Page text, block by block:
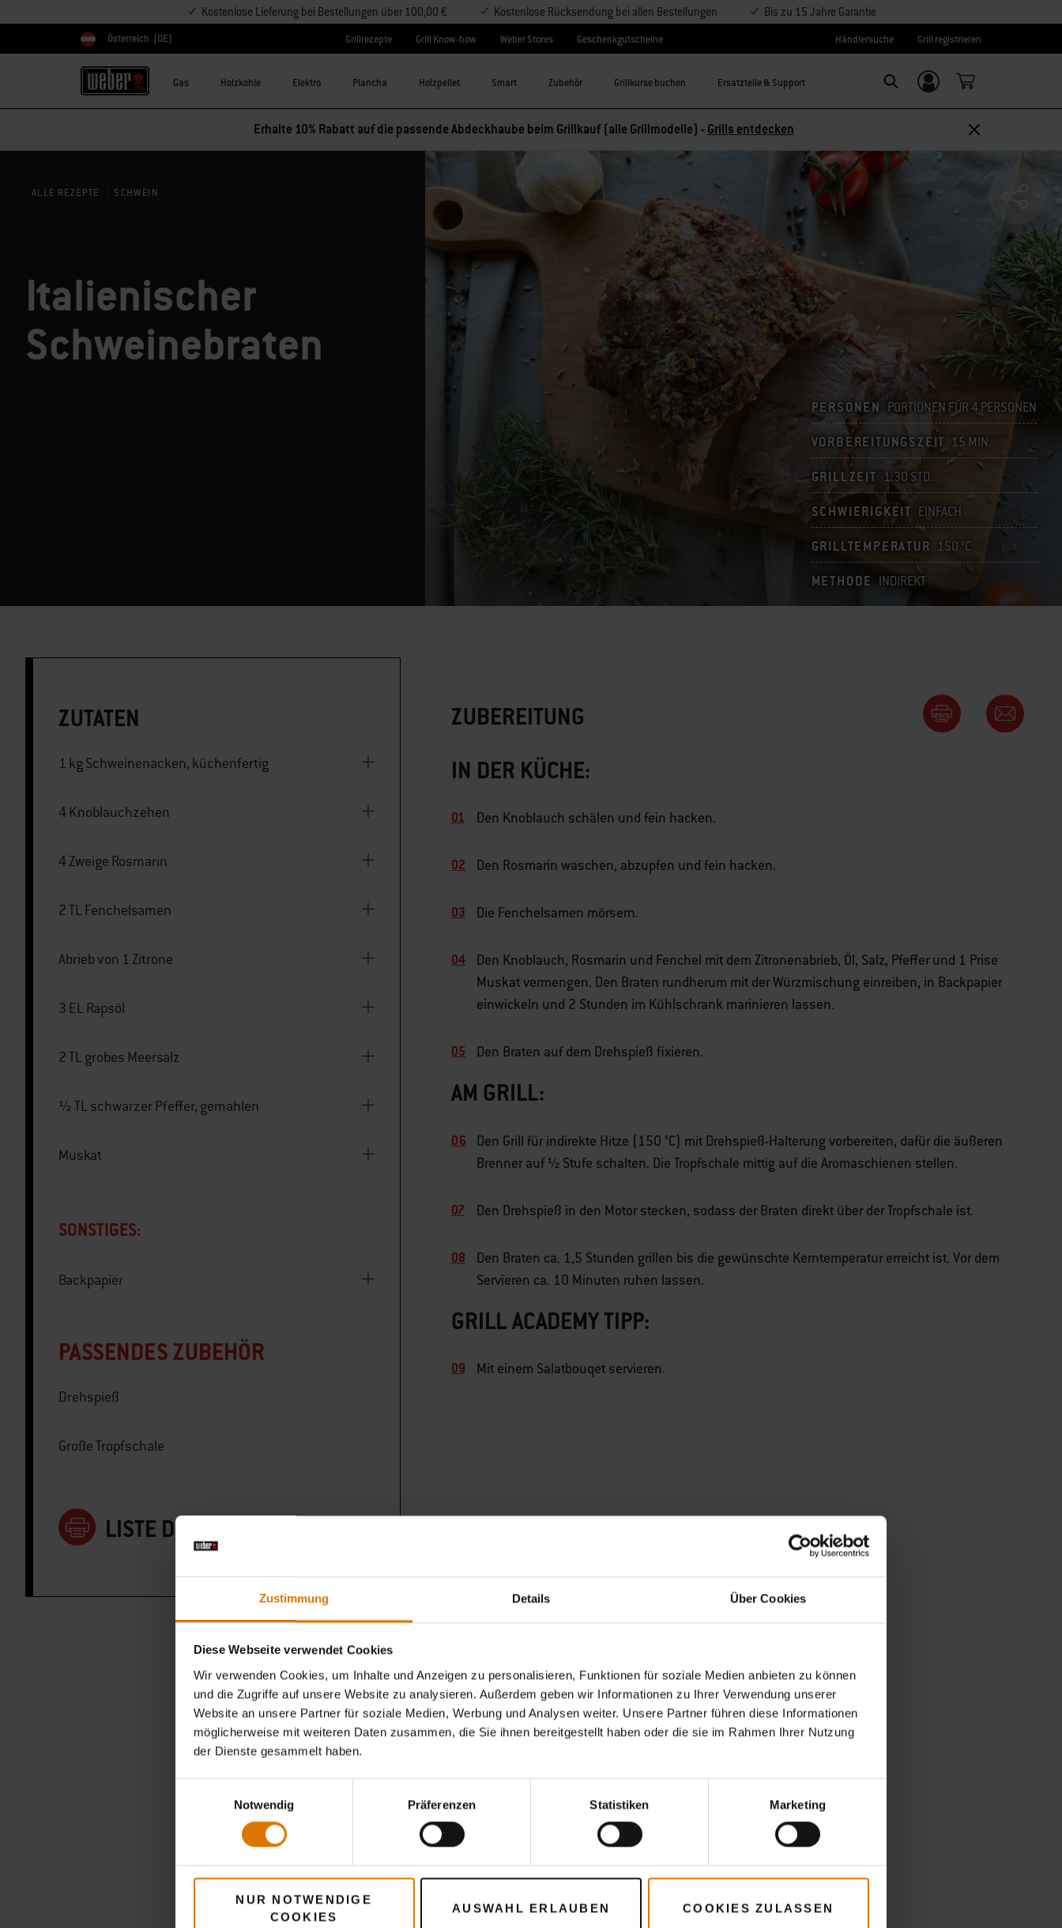
Zustimmung Details Über Cookies
Diese Webseite verwendet Cookies
Wir verwenden Cookies, um Inhalte und Anzeigen zu personalisieren, Funktionen für soziale Medien anbieten zu können
und die Zugriffe auf unsere Website zu analysieren. Außerdem geben wir Informationen zu Ihrer Verwendung unserer
Website an unsere Partner für soziale Medien, Werbung und Analysen weiter. Unsere Partner führen diese Informationen
möglicherweise mit weiteren Daten zusammen, die Sie ihnen bereitgestellt haben oder die sie im Rahmen Ihrer Nutzung
der Dienste gesammelt haben.
Notwendig
Präferenzen Statistiken Marketing
NUR NOTWENDIGE
COOKIES
AUSWAHL ERLAUBEN COOKIES ZULASSEN
Kostenlose Lieferung bei Bestellungen über 100,00 € Kostenlose Rücksendung bei allen Bestellungen Bis zu 15 Jahre Garantie
Land auswählen
Österreich (DE) Grillrezepte Grill Know-how Weber Stores Geschenkgutscheine Händlersuche Grill registrieren
Gas Holzkohle Elektro Plancha Holzpellet Smart Zubehör Grillkurse buchen Ersatzteile & Support
Einloggen/
Weber-ID
Erhalte 10% Rabatt auf die passende Abdeckhaube beim Grillkauf (alle Grillmodelle) - Grills entdecken
ALLE REZEPTE SCHWEIN
Italienischer
Schweinebraten
PERSONEN PORTIONEN FÜR 4 PERSONEN
VORBEREITUNGSZEIT 15 MIN.
GRILLZEIT 1:30 STD.
SCHWIERIGKEIT EINFACH
GRILLTEMPERATUR 150 °C
METHODE INDIREKT
ZUTATEN
1 kg Schweinenacken, küchenfertig
4 Knoblauchzehen
4 Zweige Rosmarin
2 TL Fenchelsamen
Abrieb von 1 Zitrone
3 EL Rapsöl
2 TL grobes Meersalz
½ TL schwarzer Pfeffer, gemahlen
Muskat
SONSTIGES:
Backpapier
PASSENDES ZUBEHÖR
Drehspieß
Große Tropfschale
LISTE DRUCKEN
ZUBEREITUNG
IN DER KÜCHE:
Den Knoblauch schälen und fein hacken.
Den Rosmarin waschen, abzupfen und fein hacken.
Die Fenchelsamen mörsern.
Den Knoblauch, Rosmarin und Fenchel mit dem Zitronenabrieb, Öl, Salz, Pfeffer und 1 Prise
Muskat vermengen. Den Braten rundherum mit der Würzmischung einreiben, in Backpapier
einwickeln und 2 Stunden im Kühlschrank marinieren lassen.
Den Braten auf dem Drehspieß fixieren.
AM GRILL:
Den Grill für indirekte Hitze (150 °C) mit Drehspieß-Halterung vorbereiten, dafür die äußeren
Brenner auf ½ Stufe schalten. Die Tropfschale mittig auf die Aromaschienen stellen.
Den Drehspieß in den Motor stecken, sodass der Braten direkt über der Tropfschale ist.
Den Braten ca. 1,5 Stunden grillen bis die gewünschte Kerntemperatur erreicht ist. Vor dem
Servieren ca. 10 Minuten ruhen lassen.
GRILL ACADEMY TIPP:
Mit einem Salatbouqet servieren.
Sei perfekt vorbereitet
Empfohlenes Zubehör